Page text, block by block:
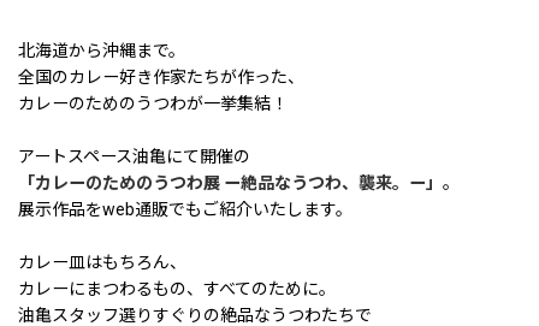
北海道から沖縄まで。
全国のカレー好き作家たちが作った、
カレーのためのうつわが一挙集結！
アートスペース油亀にて開催の
「カレーのためのうつわ展 ー絶品なうつわ、襲来。ー」 。
展示作品をweb通販でもご紹介いたします。
カレー皿はもちろん、
カレーにまつわるもの、すべてのために。
油亀スタッフ選りすぐりの絶品なうつわたちで